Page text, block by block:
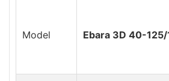
Model Ebara 3D 40-125/